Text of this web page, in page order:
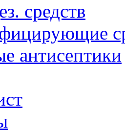
средств
антисептики